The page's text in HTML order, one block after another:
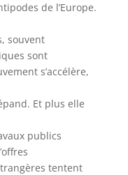
de l’Europe.
souvent
sont
s’accélère,
Et plus elle
publics
tentent